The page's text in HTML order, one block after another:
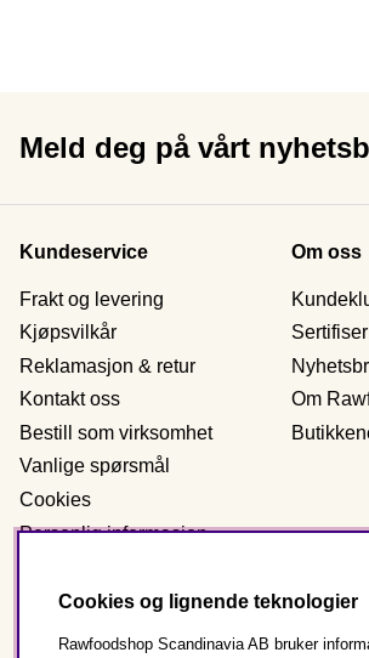
Meld deg på vårt
Kundeservice
Frakt og levering
Kjøpsvilkår
Reklamasjon & retur
Kontakt oss
Bestill som virksomhet
Vanlige spørsmål
Cookies
Personlig informasjon
Om oss
Om
Cookies og lignende teknologier
Rawfoodshop Scandinavia AB bruker